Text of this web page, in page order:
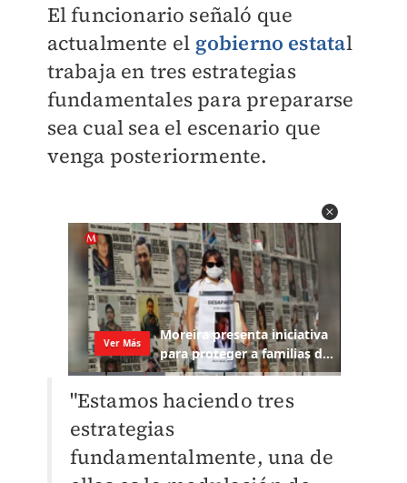
El funcionario señaló que
actualmente el gobierno estatal
trabaja en tres estrategias
fundamentales para prepararse
sea cual sea el escenario que
venga posteriormente.
"Estamos haciendo tres
estrategias
fundamentalmente, una de